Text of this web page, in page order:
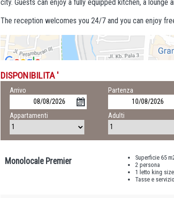
city. Guests can enjoy a fully equipped kitchen, a lounge
The reception welcomes you 24/7 and you can enjoy
DISPONIBILITA '
Arrivo Partenza
Appartamenti Adulti
Monolocale Premier
Superficie 65
2 persona
1 letto king size
Tasse e